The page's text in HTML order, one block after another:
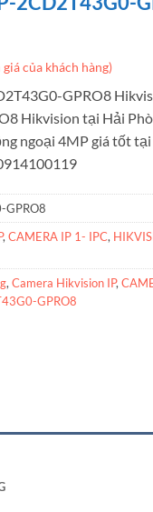
giá của khách hàng)
GPRO8
Hikvision tại Hải
ngoại 4MP giá tốt
GPRO8
, CAMERA IP 1- IPC,
, Camera Hikvision IP,
GPRO8